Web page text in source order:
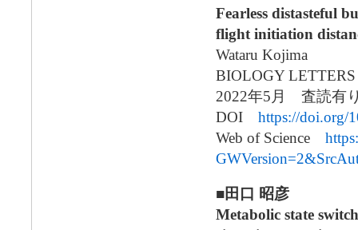
Fearless distasteful
flight initiation
Wataru Kojima
BIOLOGY LETTERS
2022年5月 査読有
DOI https://doi.org/
Web of Science
■田口 昭彦
Metabolic state